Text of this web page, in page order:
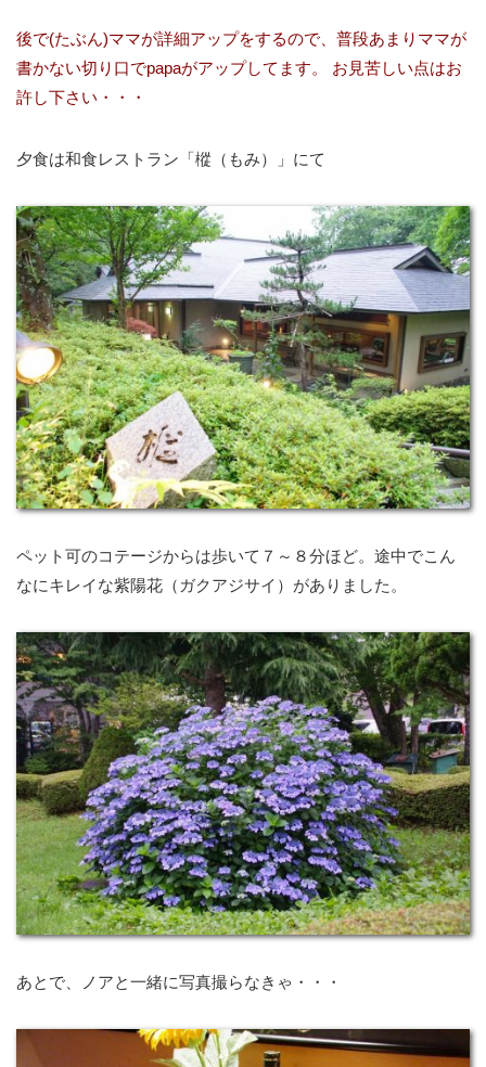
後で(たぶん)ママが詳細アップをするので、普段あまりママが
書かない切り口でpapaがアップしてます。
お見苦しい点はお
許し下さい・・・
夕食は和食レストラン「樅（もみ）」にて
ペット可のコテージからは歩いて７～８分ほど。途中でこん
なにキレイな紫陽花（ガクアジサイ）がありました。
あとで、ノアと一緒に写真撮らなきゃ・・・